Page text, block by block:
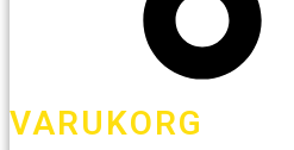
VARUKORG